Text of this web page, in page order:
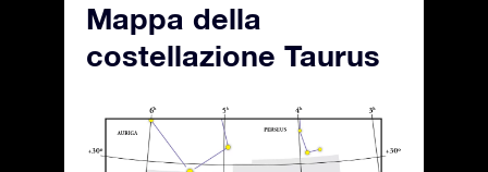
Mappa della
costellazione Taurus